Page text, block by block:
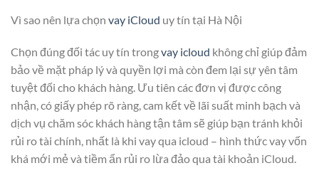
Vì sao nên lựa chọn vay iCloud uy tín tại Hà Nội
Chọn đúng đối tác uy tín trongvay icloud không chỉ giúp đảm
bảo về mặt pháp lý và quyền lợi mà còn đem lại sự yên tâm
tuyệt đối cho khách hàng. Ưu tiên các đơn vị được công
nhận, có giấy phép rõ ràng, cam kết về lãi suất minh bạch và
dịch vụ chăm sóc khách hàng tận tâm sẽ giúp bạn tránh khỏi
rủi ro tài chính, nhất là khi vay qua icloud – hình thức vay vốn
khá mới mẻ và tiềm ẩn rủi ro lừa đảo qua tài khoản iCloud.